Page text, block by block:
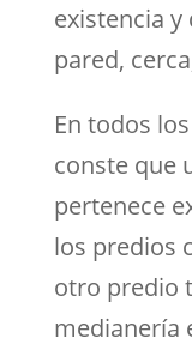
existencia
pared,
En todos
conste que
pertenece
los predios
otro predio
medianería